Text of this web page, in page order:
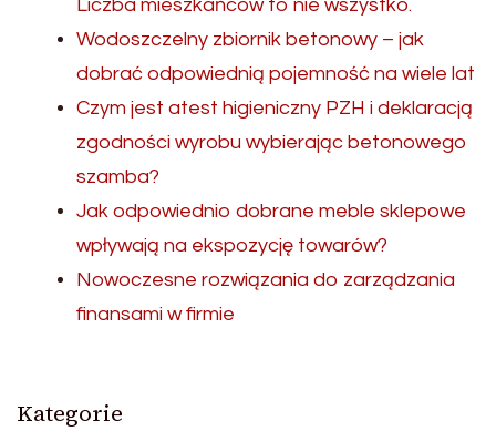
Liczba mieszkańców to nie wszystko.
Wodoszczelny zbiornik betonowy – jak
dobrać odpowiednią pojemność na wiele lat
Czym jest atest higieniczny PZH i deklaracją
zgodności wyrobu wybierając betonowego
szamba?
Jak odpowiednio dobrane meble sklepowe
wpływają na ekspozycję towarów?
Nowoczesne rozwiązania do zarządzania
finansami w firmie
Kategorie